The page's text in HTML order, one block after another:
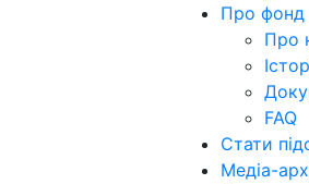
Про фонд
Про
FAQ
Стати
Медіа-